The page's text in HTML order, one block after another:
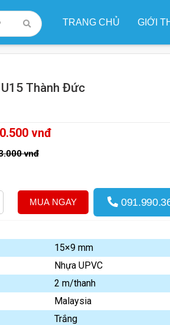
TRANG CHỦ GIỚI
Thành Đức
vnđ
vnđ
MUA NGAY
15×9 mm
Nhựa UPVC
2 m/thanh
Malaysia
Trắng